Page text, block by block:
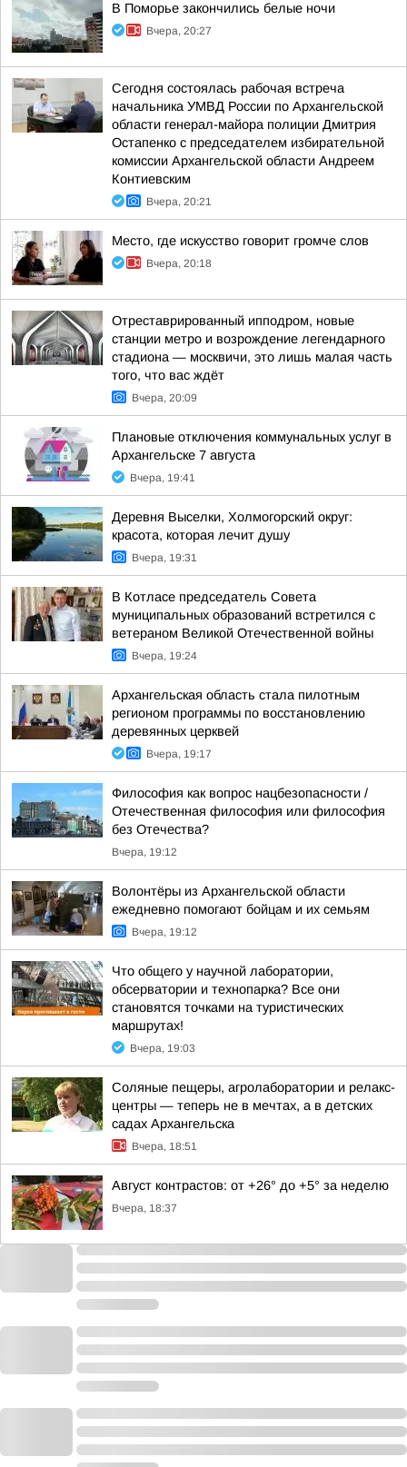
В Поморье закончились белые ночи
Вчера, 20:27
Сегодня состоялась рабочая встреча
начальника УМВД России по Архангельской
области генерал-майора полиции Дмитрия
Остапенко с председателем избирательной
комиссии Архангельской области Андреем
Контиевским
Вчера, 20:21
Место, где искусство говорит громче слов
Вчера, 20:18
Отреставрированный ипподром, новые
станции метро и возрождение легендарного
стадиона — москвичи, это лишь малая часть
того, что вас ждёт
Вчера, 20:09
Плановые отключения коммунальных услуг в
Архангельске 7 августа
Вчера, 19:41
Деревня Выселки, Холмогорский округ:
красота, которая лечит душу
Вчера, 19:31
В Котласе председатель Совета
муниципальных образований встретился с
ветераном Великой Отечественной войны
Вчера, 19:24
Архангельская область стала пилотным
регионом программы по восстановлению
деревянных церквей
Вчера, 19:17
Философия как вопрос нацбезопасности /
Отечественная философия или философия
без Отечества?
Вчера, 19:12
Волонтёры из Архангельской области
ежедневно помогают бойцам и их семьям
Вчера, 19:12
Что общего у научной лаборатории,
обсерватории и технопарка? Все они
становятся точками на туристических
маршрутах!
Вчера, 19:03
Соляные пещеры, агролаборатории и релакс-
центры — теперь не в мечтах, а в детских
садах Архангельска
Вчера, 18:51
Август контрастов: от +26° до +5° за неделю
Вчера, 18:37